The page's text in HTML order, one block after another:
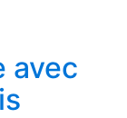
avec